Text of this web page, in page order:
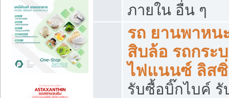
ภายใน อื่น ๆ
รถ ยานพาหน
สิบล้อ รถกระ
ไฟแนนซ์ ลิส
รับซื้อบิ๊กไบค์